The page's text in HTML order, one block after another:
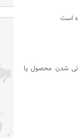
است
شدن محصول یا